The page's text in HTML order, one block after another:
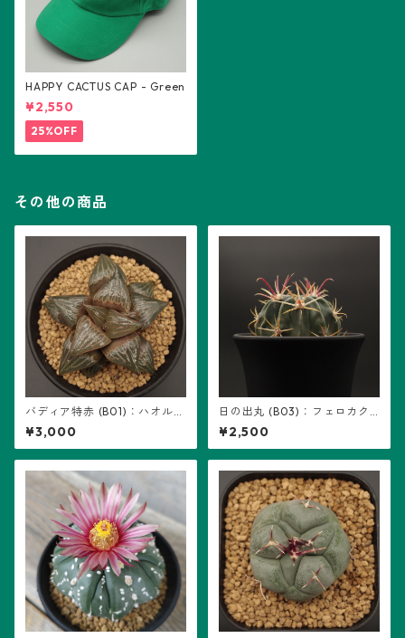
HAPPY CACTUS CAP - Green
¥2,550
25%OFF
その他の商品
バディア特赤 (B01)：ハオルチ
ア属 ※実生
¥3,000
日の出丸 (B03)：フェロカク
タス属 ※実生
¥2,500